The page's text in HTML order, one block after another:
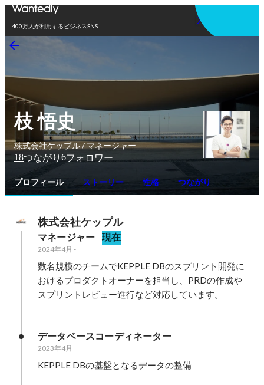
400万人が利用するビジネスSNS
アプリを使う
枝 悟史
株式会社ケップル / マネージャー
18つながり 6フォロワー
プロフィール ストーリー 性格 つながり
株式会社ケップル
マネージャー 現在
2024年4月 -
数名規模のチームでKEPPLE DBのスプリント開発に
おけるプロダクトオーナーを担当し、PRDの作成や
スプリントレビュー進行など対応しています。
データベースコーディネーター
2023年4月
KEPPLE DBの基盤となるデータの整備